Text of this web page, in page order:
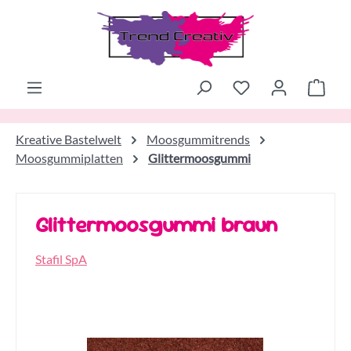
Zum Hauptinhalt springen
Kreative Bastelwelt
Moosgummitrends
Moosgummiplatten
Glittermoosgummi
Glittermoosgummi braun
Stafil SpA
Bildergalerie überspringen